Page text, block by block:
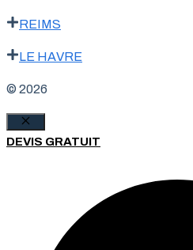
REIMS
LE HAVRE
© 2026
Fermer
DEVIS GRATUIT